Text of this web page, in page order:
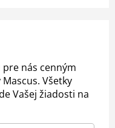
nás cenným
Všetky
Vašej žiadosti na